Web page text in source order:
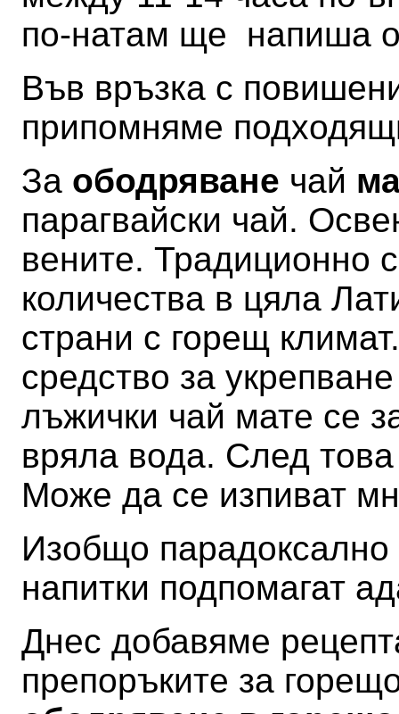
по-натам ще напиша
Във връзка с
припомняме
За ободряване чай
парагвайски чай.
вените. Традиционно
количества в цяла
страни с горещ
средство за
лъжички чай мате се
вряла вода. След
Може да се изпиват
Изобщо парадоксално
напитки подпомагат
Днес добавяме
препоръките за